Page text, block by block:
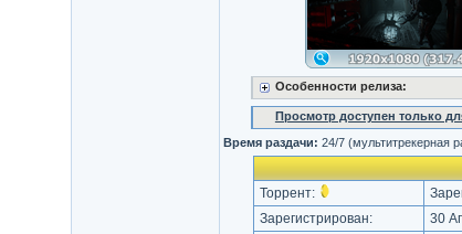
Особенности релиза:
Просмотр доступен только
Время раздачи: 24/7 (мультитрекерная
Торрент:
Зарегистрирован:
30